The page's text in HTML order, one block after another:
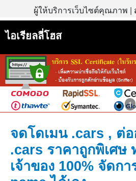
ผู้ให้บริการเว็บไซต์คุณภาพ |
ไอเรียลลี่โฮส
1
จดโดเมน .cars , ต่
.cars ราคาถูกพิเศษ
เจ้าของ 100% จัดก